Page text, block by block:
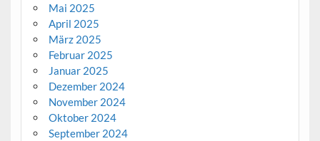
Mai 2025
April 2025
März 2025
Februar 2025
Januar 2025
Dezember 2024
November 2024
Oktober 2024
September 2024